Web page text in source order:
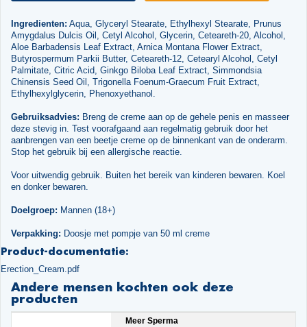
Ingredienten: Aqua, Glyceryl Stearate, Ethylhexyl Stearate, Prunus
Amygdalus Dulcis Oil, Cetyl Alcohol, Glycerin, Ceteareth-20, Alcohol,
Aloe Barbadensis Leaf Extract, Arnica Montana Flower Extract,
Butyrospermum Parkii Butter, Ceteareth-12, Cetearyl Alcohol, Cetyl
Palmitate, Citric Acid, Ginkgo Biloba Leaf Extract, Simmondsia
Chinensis Seed Oil, Trigonella Foenum-Graecum Fruit Extract,
Ethylhexylglycerin, Phenoxyethanol.
Gebruiksadvies: Breng de creme aan op de gehele penis en masseer
deze stevig in. Test voorafgaand aan regelmatig gebruik door het
aanbrengen van een beetje creme op de binnenkant van de onderarm.
Stop het gebruik bij een allergische reactie.
Voor uitwendig gebruik. Buiten het bereik van kinderen bewaren. Koel
en donker bewaren.
Doelgroep: Mannen (18+)
Verpakking: Doosje met pompje van 50 ml creme
Product-documentatie:
Erection_Cream.pdf
Andere mensen kochten ook deze
producten
Meer Sperma